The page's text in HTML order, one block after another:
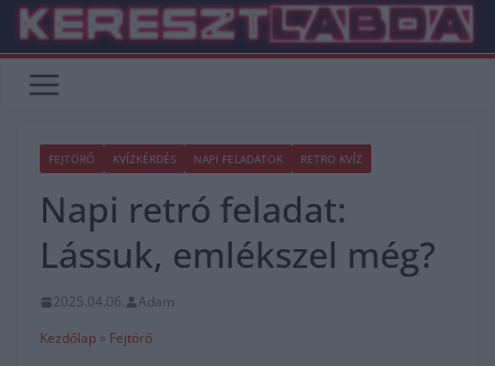
Skip
content
FEJTÖRŐ KVÍZKÉRDÉS NAPI FELADATOK RETRO KVÍZ
Napi retró feladat:
Lássuk, emlékszel még?
2025.04.06.
Adam
Kezdőlap » Fejtörő